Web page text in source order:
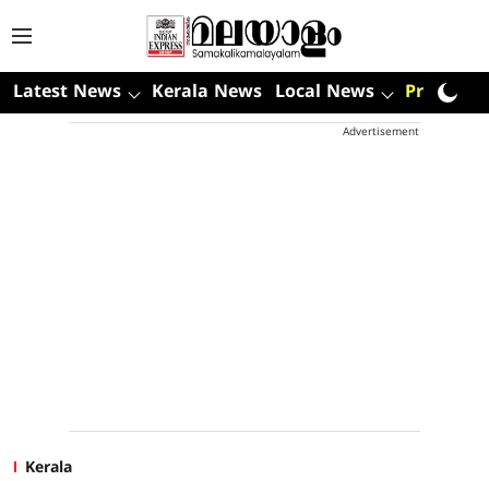
Latest News Kerala News Local News Premium
Advertisement
Kerala